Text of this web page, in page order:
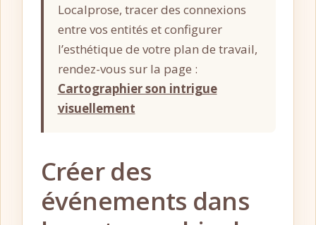
Localprose, tracer des connexions
entre vos entités et configurer
l’esthétique de votre plan de travail,
rendez-vous sur la page :
Cartographier son intrigue
visuellement
Créer des
événements dans